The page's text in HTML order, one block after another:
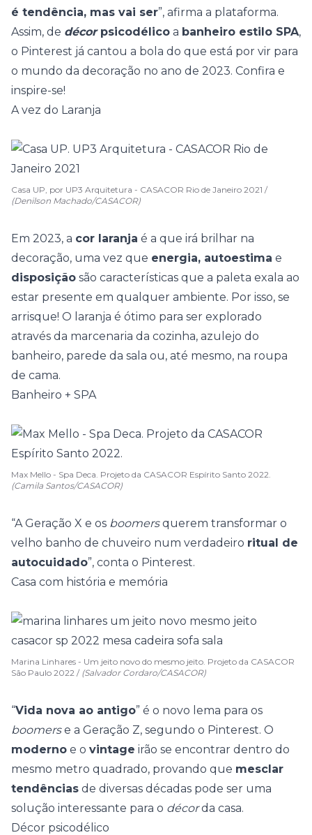
é tendência, mas vai ser”, afirma a plataforma.
Assim, de décorpsicodélico a banheiro estilo SPA,
o Pinterest já cantou a bola do que está por vir para
o mundo da decoração no ano de 2023. Confira e
inspire-se!
A vez do Laranja
Casa UP, por UP3 Arquitetura - CASACOR Rio de Janeiro 2021 /
(Denilson Machado/CASACOR)
Em 2023, a cor laranja é a que irá brilhar na
decoração, uma vez que energia, autoestima e
disposição são características que a paleta exala ao
estar presente em qualquer ambiente. Por isso, se
arrisque! O laranja é ótimo para ser explorado
através da marcenaria da cozinha, azulejo do
banheiro, parede da sala ou, até mesmo, na roupa
de cama.
Banheiro + SPA
Max Mello - Spa Deca. Projeto da CASACOR Espírito Santo 2022.
(Camila Santos/CASACOR)
“A Geração X e os boomersquerem transformar o
velho banho de chuveiro num verdadeiro ritual de
autocuidado”, conta o Pinterest.
Casa com história e memória
Marina Linhares - Um jeito novo do mesmo jeito. Projeto da CASACOR
São Paulo 2022 / (Salvador Cordaro/CASACOR)
“Vida nova ao antigo” é o novo lema para os
boomerse a Geração Z, segundo o Pinterest. O
moderno e o vintage irão se encontrar dentro do
mesmo metro quadrado, provando que mesclar
tendências de diversas décadas pode ser uma
solução interessante para o décorda casa.
Décor psicodélico